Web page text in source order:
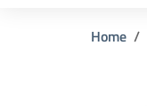
Home